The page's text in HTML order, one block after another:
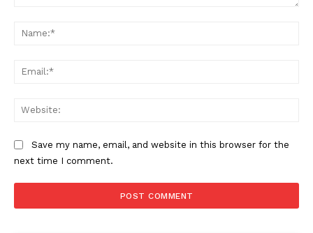
Save my name, email, and website in this browser for the
next time I comment.